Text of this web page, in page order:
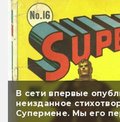
В сети впервые
неизданное
Супермене. Мы его